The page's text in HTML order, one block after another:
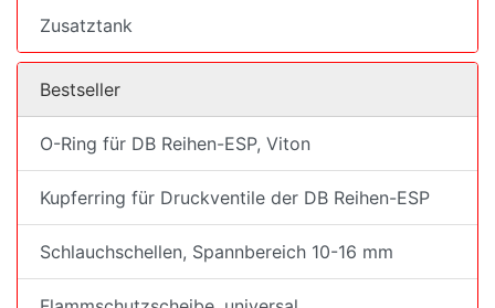
Zusatztank
Bestseller
O-Ring für DB Reihen-ESP, Viton
Kupferring für Druckventile der DB Reihen-ESP
Schlauchschellen, Spannbereich 10-16 mm